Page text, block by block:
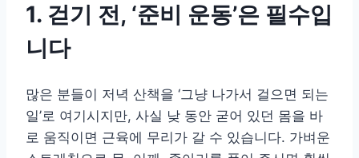
1. 걷기 전, ‘준비 운동’은 필수입
니다
많은 분들이 저녁 산책을 ‘그냥 나가서 걸으면 되는
일’로 여기시지만, 사실 낮 동안 굳어 있던 몸을 바
로 움직이면 근육에 무리가 갈 수 있습니다. 가벼운